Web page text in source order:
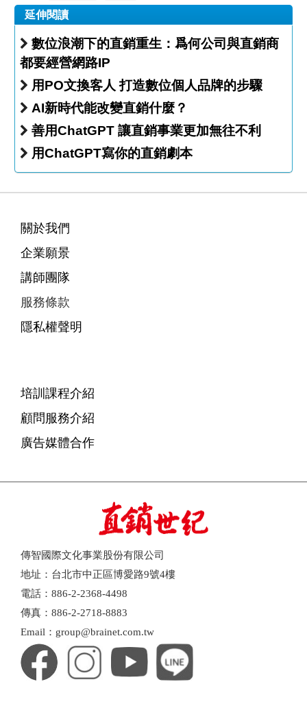
延伸閱讀
數位浪潮下的直銷重生：爲何公司與直銷商
都要經營網路IP
用PO文換客人 打造數位個人品牌的步驟
AI新時代能改變直銷什麼？
善用ChatGPT 讓直銷事業更加無往不利
用ChatGPT寫你的直銷劇本
關於我們
企業願景
講師團隊
服務條款
隱私權聲明
培訓課程介紹
顧問服務介紹
廣告媒體合作
傳智國際文化事業股份有限公司
地址：台北市中正區博愛路9號4樓
電話：886-2-2368-4498
傳真：886-2-2718-8883
Email：group@brainet.com.tw